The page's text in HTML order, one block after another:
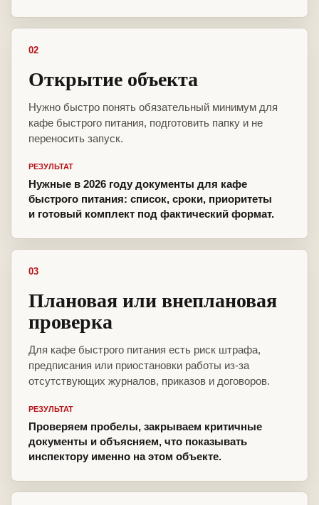
02
Открытие объекта
Нужно быстро понять обязательный минимум для
кафе быстрого питания, подготовить папку и не
переносить запуск.
РЕЗУЛЬТАТ
Нужные в 2026 году документы для кафе
быстрого питания: список, сроки, приоритеты
и готовый комплект под фактический формат.
03
Плановая или внеплановая
проверка
Для кафе быстрого питания есть риск штрафа,
предписания или приостановки работы из-за
отсутствующих журналов, приказов и договоров.
РЕЗУЛЬТАТ
Проверяем пробелы, закрываем критичные
документы и объясняем, что показывать
инспектору именно на этом объекте.